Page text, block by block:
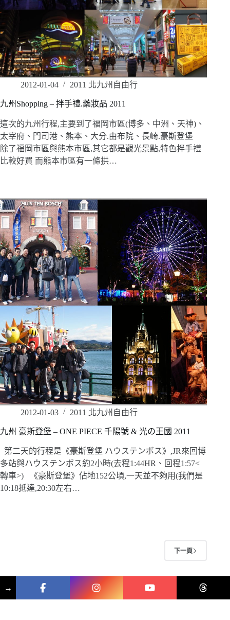
2012-01-04 2011 北九州自由行
九州Shopping – 拌手禮.藥妝品 2011
這次的九州行程,主要到了福岡市區(博多、中洲、天神)、
太宰府、門司港、熊本、大分.由布院、長崎.豪斯登堡
除了福岡市區與熊本市區,其它都是觀光景點,特色拌手禮
比較好買 而熊本市區有一條拱…
2012-01-03 2011 北九州自由行
九州 豪斯登堡 – ONE PIECE 千陽號 & 光の王國 2011
第二天的行程是《豪斯登堡 ハウステンボス》,JR來回博
多站與ハウステンボス約2小時(去程1:44HR、回程1:57<
轉車>) 《豪斯登堡》佔地152公頃,一天並不夠用(我們是
10:18抵達,20:30左右…
下一頁
→